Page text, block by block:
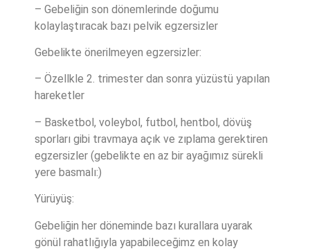
– Gebeliğin son dönemlerinde doğumu
kolaylaştıracak bazı pelvik egzersizler
Gebelikte önerilmeyen egzersizler:
– Özellkle 2. trimester dan sonra yüzüstü yapılan
hareketler
– Basketbol, voleybol, futbol, hentbol, dövüş
sporları gibi travmaya açık ve zıplama gerektiren
egzersizler (gebelikte en az bir ayağımız sürekli
yere basmalı:)
Yürüyüş:
Gebeliğin her döneminde bazı kurallara uyarak
gönül rahatlığıyla yapabileceğimz en kolay